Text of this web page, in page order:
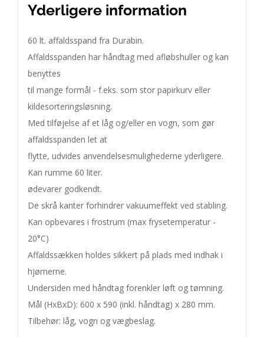
Yderligere information
60 lt. affaldsspand fra Durabin.
Affaldsspanden har håndtag med afløbshuller og kan
benyttes
til mange formål - f.eks. som stor papirkurv eller
kildesorteringsløsning.
Med tilføjelse af et låg og/eller en vogn, som gør
affaldsspanden let at
flytte, udvides anvendelsesmulighederne yderligere.
Kan rumme 60 liter.
ødevarer godkendt.
De skrå kanter forhindrer vakuumeffekt ved stabling.
Kan opbevares i frostrum (max frysetemperatur -
20°C)
Affaldssækken holdes sikkert på plads med indhak i
hjørnerne.
Undersiden med håndtag forenkler løft og tømning.
Mål (HxBxD): 600 x 590 (inkl. håndtag) x 280 mm.